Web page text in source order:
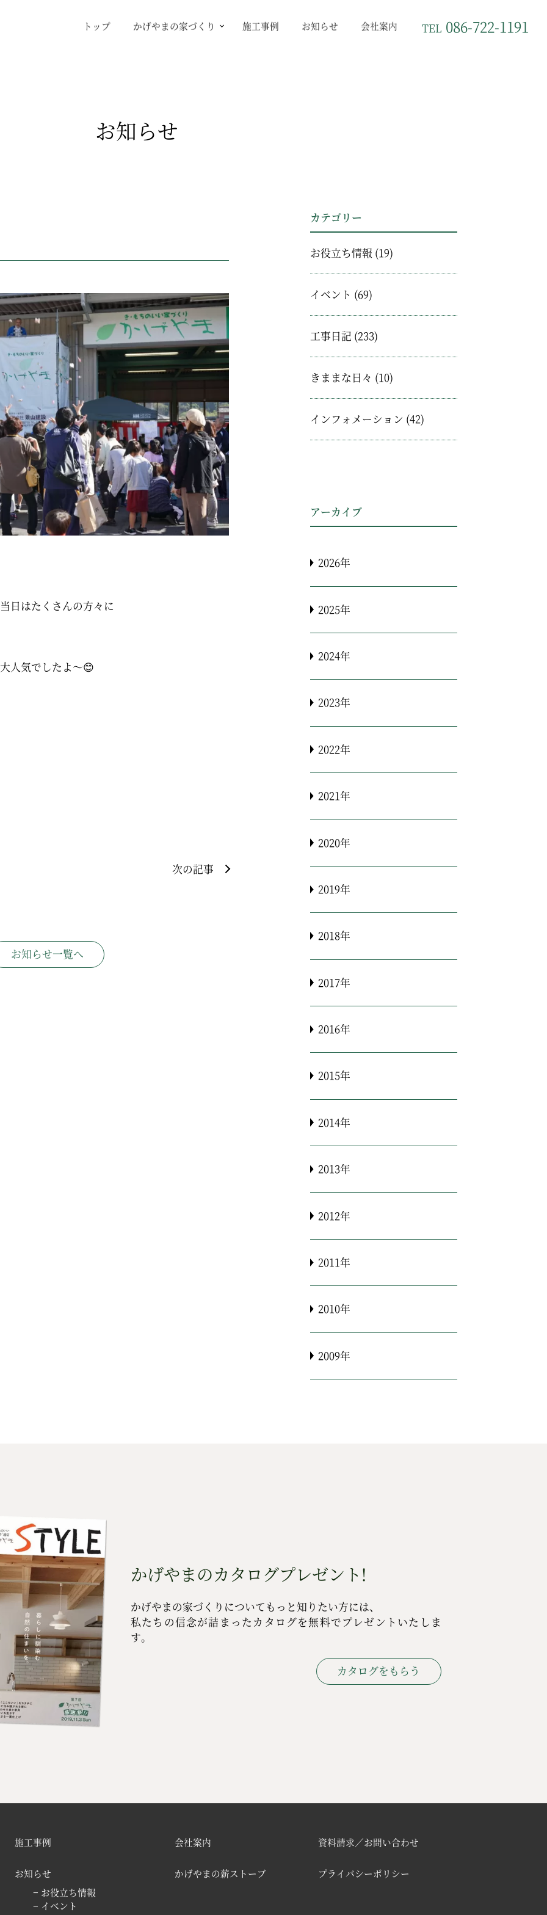
トップ かげやまの家づくり 施工事例 お知らせ 会社案内 TEL 086-722-1191
お知らせ
日はたくさんの方々に
人気でしたよ～😊
次の記事
お知らせ一覧へ
カテゴリー
お役立ち情報 (19)
イベント (69)
工事日記 (233)
きままな日々 (10)
インフォメーション (42)
アーカイブ
2026年
2025年
2024年
2023年
2022年
2021年
2020年
2019年
2018年
2017年
2016年
2015年
2014年
2013年
2012年
2011年
2010年
2009年
かげやまのカタログプレゼント!
かげやまの家づくりについてもっと知りたい方には、
私たちの信念が詰まったカタログを無料でプレゼントいたしま
す。
カタログをもらう
施工事例
お知らせ
− お役立ち情報
− イベント
会社案内
かげやまの薪ストーブ
資料請求／お問い合わせ
プライバシーポリシー